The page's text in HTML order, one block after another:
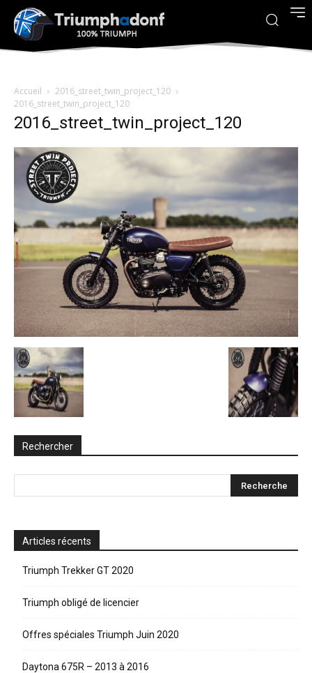
Accueil
2016_street_twin_project_120
2016_street_twin_project_120
2016_street_twin_project_120
Rechercher
Articles récents
Triumph Trekker GT 2020
Triumph obligé de licencier
Offres spéciales Triumph Juin 2020
Daytona 675R – 2013 à 2016